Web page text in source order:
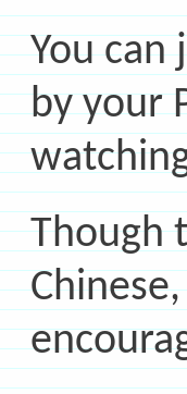
You can
by your
Though